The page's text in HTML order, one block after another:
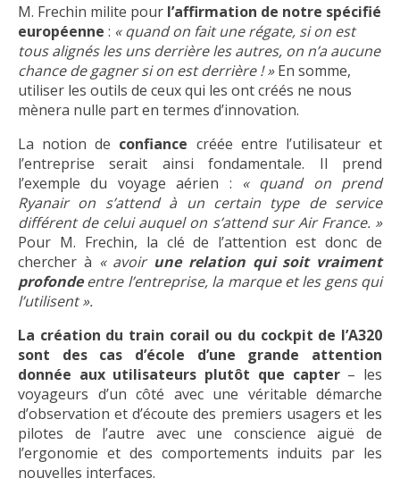
M. Frechin milite pour l’affirmation de notre spécifié
européenne : « quand on fait une régate, si on est
tous alignés les uns derrière les autres, on n’a aucune
chance de gagner si on est derrière ! »En somme,
utiliser les outils de ceux qui les ont créés ne nous
mènera nulle part en termes d’innovation.
La notion de confiance créée entre l’utilisateur et
l’entreprise serait ainsi fondamentale. Il prend
l’exemple du voyage aérien : « quand on prend
Ryanair on s’attend à un certain type de service
différent de celui auquel on s’attend sur Air France. »
Pour M. Frechin, la clé de l’attention est donc de
chercher à « avoir une relation qui soit vraiment
profondeentre l’entreprise, la marque et les gens qui
l’utilisent ».
La création du train corail ou du cockpit de l’A320
sont des cas d’école d’une grande attention
donnée aux utilisateurs plutôt que capter– les
voyageurs d’un côté avec une véritable démarche
d’observation et d’écoute des premiers usagers et les
pilotes de l’autre avec une conscience aiguë de
l’ergonomie et des comportements induits par les
nouvelles interfaces.